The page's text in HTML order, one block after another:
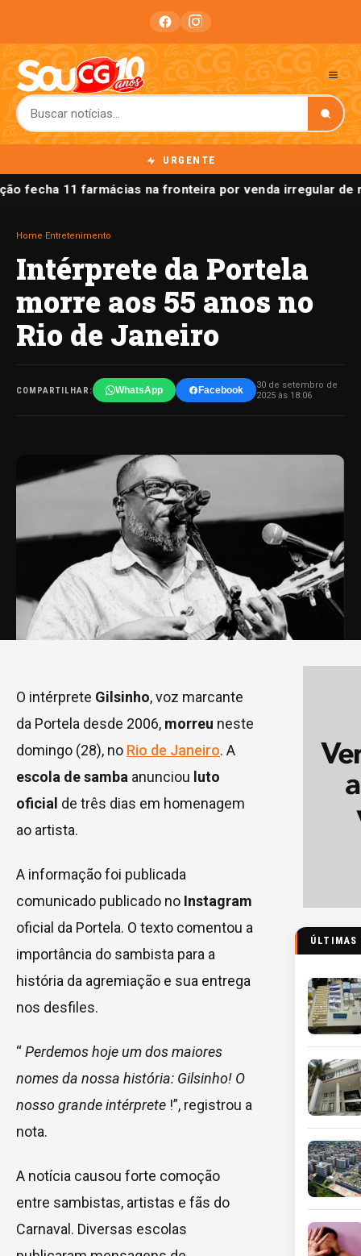
URGENTE
fecha 11 farmácias na fronteira por venda irregular de
Home Entretenimento
Intérprete da Portela
morre aos 55 anos no
Rio de Janeiro
COMPARTILHAR: WhatsApp Facebook
30 de setembro de
2025 às 18:06
O intérprete Gilsinho, voz marcante
da Portela desde 2006, morreu neste
domingo (28), no Rio de Janeiro. A
escola de samba anunciou luto
oficial de três dias em homenagem
ao artista.
A informação foi publicada
comunicado publicado no Instagram
oficial da Portela. O texto comentou a
importância do sambista para a
história da agremiação e sua entrega
nos desfiles.
“Perdemos hoje um dos maiores
nomes da nossa história: Gilsinho! O
nosso grande intérprete !”, registrou a
nota.
A notícia causou forte comoção
entre sambistas, artistas e fãs do
Carnaval. Diversas escolas